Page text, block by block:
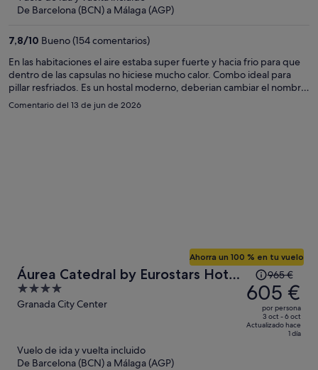
persona
De Barcelona (BCN) a Málaga (AGP)
7,8/10 Bueno (154 comentarios)
En las habitaciones el aire estaba super fuerte y hacia frio para que
dentro de las capsulas no hiciese mucho calor. Combo ideal para
pillar resfriados. Es un hostal moderno, deberian cambiar el nombre
del hotel.
Comentario del 13 de jun de 2026
Áurea Catedral by Eurostars Hotel
Company
4
out
Granada City Center
Ahorra un 100 % en tu vuelo
precio
era
965 €,
965 €
605 €
por persona
3 oct - 6 oct
Actualizado hace
1 día
Vuelo de ida y vuelta incluido
De Barcelona (BCN) a Málaga (AGP)